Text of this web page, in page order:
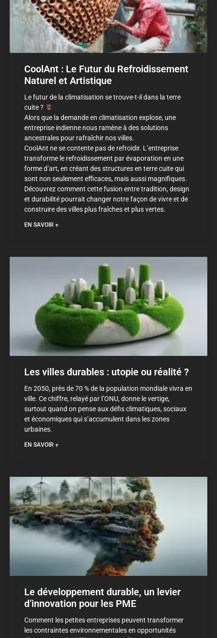
CoolAnt : Le Futur du Refroidissement
Naturel et Artistique
Le futur de la climatisation se trouve-t-il dans la terre
cuite ?
Alors que la demande en climatisation explose, une
entreprise indienne nous ramène à des solutions
ancestrales pour rafraîchir nos villes.
CoolAnt ne se contente pas de refroidir. L’entreprise
transforme le refroidissement par évaporation en une
forme d’art, en créant des structures en terre cuite qui
sont non seulement efficaces, mais aussi magnifiques.
Découvrez comment cette fusion entre tradition, design
et durabilité pourrait changer notre façon de vivre et de
construire des villes plus fraîches et plus vertes.
EN SAVOIR +
Les villes durables : utopie ou réalité ?
En 2050, près de 70 % de la population mondiale vivra en
ville. Ce chiffre, relayé par l’ONU, donne le vertige,
surtout quand on pense aux défis climatiques, sociaux
et économiques qui s’accumulent dans les zones
urbaines.
EN SAVOIR +
Le développement durable, un levier
d’innovation pour les PME
Comment les petites entreprises peuvent transformer
les contraintes environnementales en opportunités